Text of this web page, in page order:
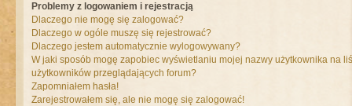
Problemy z logowaniem i rejestracją
Dlaczego nie mogę się zalogować?
Dlaczego w ogóle muszę się rejestrować?
Dlaczego jestem automatycznie wylogowywany?
W jaki sposób mogę zapobiec wyświetlaniu mojej nazwy użytkownika na
użytkowników przeglądających forum?
Zapomniałem hasła!
Zarejestrowałem się, ale nie mogę się zalogować!